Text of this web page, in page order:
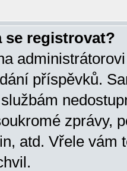
se registrovat?
příspěvků.
zprávy,
atd. Vřele vám